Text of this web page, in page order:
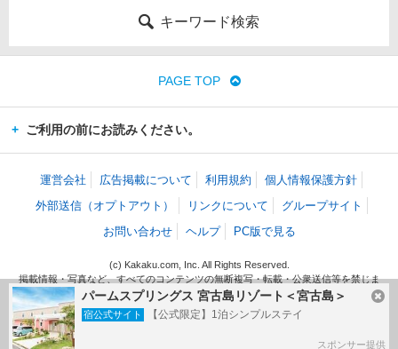
パームスプリングス 宮古島リゾート＜宮古島＞
宿公式サイト 【公式限定】1泊シンプルステイ
スポンサー提供
キーワード検索
PAGE TOP
ご利用の前にお読みください。
運営会社 広告掲載について 利用規約
個人情報保護方針
外部送信（オプトアウト）
リンクについて
グループサイト
お問い合わせ
ヘルプ PC版で見る
(c) Kakaku.com, Inc. All Rights Reserved.
掲載情報・写真など、すべてのコンテンツの無断複写・転載・公衆送信等を禁じま
す。